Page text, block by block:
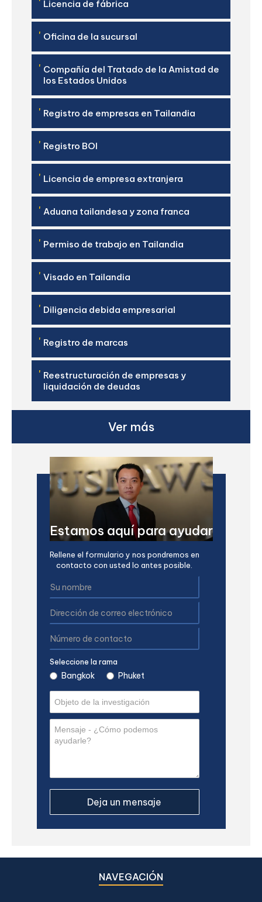
' Licencia de fábrica
' Oficina de la sucursal
' Compañía del Tratado de la Amistad de
los Estados Unidos
' Registro de empresas en Tailandia
' Registro BOI
' Licencia de empresa extranjera
' Aduana tailandesa y zona franca
' Permiso de trabajo en Tailandia
' Visado en Tailandia
' Diligencia debida empresarial
' Registro de marcas
' Reestructuración de empresas y
liquidación de deudas
Ver más
Estamos aquí para ayudar
Rellene el formulario y nos pondremos en
contacto con usted lo antes posible.
Seleccione la rama
Bangkok Phuket
NAVEGACIÓN